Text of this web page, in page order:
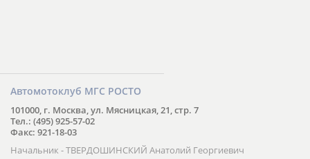
Автомотоклуб МГС РОСТО
101000, г. Москва, ул. Мясницкая, 21, стр. 7
Тел.: (495) 925-57-02
Факс: 921-18-03
Начальник - ТВЕРДОШИНСКИЙ Анатолий Георгиевич